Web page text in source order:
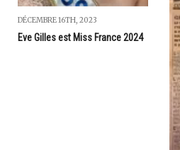
DÉCEMBRE 16TH, 2023
Eve Gilles est Miss France 2024